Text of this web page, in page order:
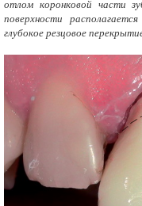
отлом коронковой части
поверхности
глубокое резцовое